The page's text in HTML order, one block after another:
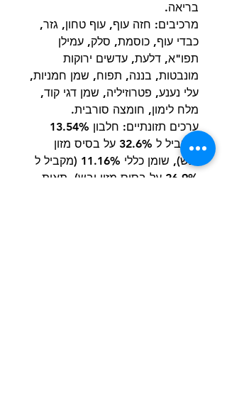
בריאה.
מרכיבים: חזה עוף, עוף טחון, גזר,
כבדי עוף, כוסמת, סלק, עמילן
תפו"א, דלעת, עדשים ירוקות
מונבטות, בננה, תפוח, שמן חמניות,
עלי נענע, פטרוזיליה, שמן דגי קוד,
מלח לימון, חומצה סורבית.
ערכים תזונתיים: חלבון 13.54%
(מקביל ל 32.6% על בסיס מזון
יבש), שומן כללי 11.16% (מקביל ל
26.9% על בסיס מזון יבש), תאית